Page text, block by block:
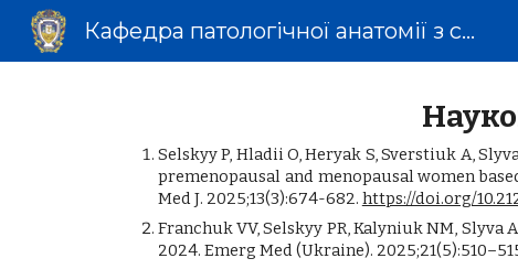
Кафедра патологічної анатомії з секційним курсом та судовою медициною
Selskyy P, Hladii O, Heryak S, Sverstiuk A,
premenopausal and menopausal women
Med J. 2025;13(3):674-682. https://doi.org/
Franchuk VV, Selskyy PR, Kalyniuk NM,
2024. Emerg Med (Ukraine).